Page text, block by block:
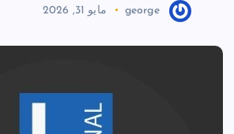
george مايو 31, 2026